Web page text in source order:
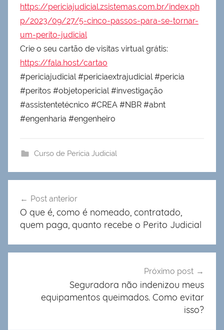
https://periciajudicial.zsistemas.com.br/index.ph
p/2023/09/27/5-cinco-passos-para-se-tornar-
um-perito-judicial
Crie o seu cartão de visitas virtual grátis:
https://fala.host/cartao
#periciajudicial #periciaextrajudicial #pericia
#peritos #objetopericial #investigação
#assistentetécnico #CREA #NBR #abnt
#engenharia #engenheiro
Curso de Perícia Judicial
de
Post
Post anterior
O que é, como é nomeado, contratado,
quem paga, quanto recebe o Perito Judicial
Próximo post
Seguradora não indenizou meus
equipamentos queimados. Como evitar
isso?